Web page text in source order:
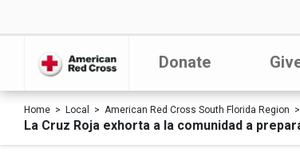
Donate
Home Local American Red Cross South Florida Region
La Cruz Roja exhorta a la comunidad a